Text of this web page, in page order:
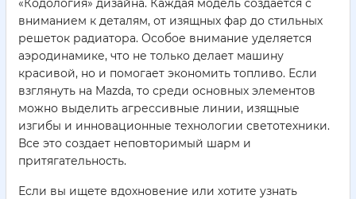
«Кодология» дизайна. Каждая модель создаётся с
вниманием к деталям, от изящных фар до стильных
решеток радиатора. Особое внимание уделяется
аэродинамике, что не только делает машину
красивой, но и помогает экономить топливо. Если
взглянуть на Mazda, то среди основных элементов
можно выделить агрессивные линии, изящные
изгибы и инновационные технологии светотехники.
Все это создает неповторимый шарм и
притягательность.
Если вы ищете вдохновение или хотите узнать